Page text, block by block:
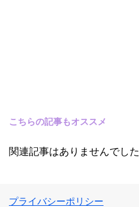
こちらの記事もオススメ
関連記事はありませんでした
プライバシーポリシー